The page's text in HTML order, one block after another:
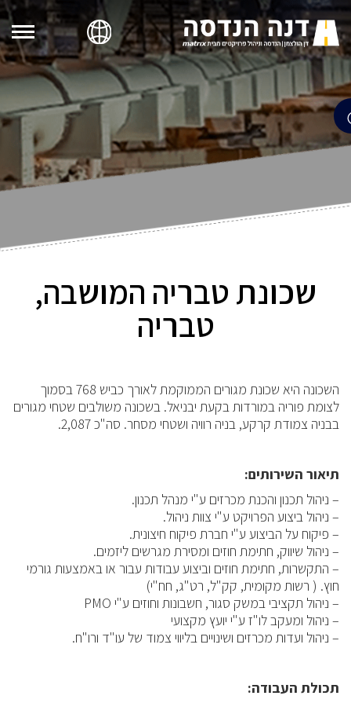
שכונת טבריה המושבה,
טבריה
השכונה היא שכונת מגורים הממוקמת לאורך כביש 768 בסמוך
לצומת פוריה במורדות בקעת יבניאל. בשכונה משולבים שטחי מגורים
בבניה צמודת קרקע, בניה רוויה ושטחי מסחר. סה"כ 2,087.
תיאור השירותים:
– ניהול תכנון והכנת מכרזים ע"י מנהל תכנון.
– ניהול ביצוע הפרויקט ע"י צוות ניהול.
– פיקוח על הביצוע ע"י חברת פיקוח חיצונית.
– ניהול שיווק, חתימת חוזים ומסירת מגרשים ליזמים.
– התקשרות, חתימת חוזים וביצוע עבודות עבור או באמצעות גורמי
חוץ. ( רשות מקומית, קק"ל, רט"ג, חח"י)
– ניהול תקציבי במשק סגור, חשבונות וחוזים ע"י PMO
– ניהול ומעקב לו"ז ע"י יועץ מקצועי
– ניהול ועדות מכרזים ושינויים בליווי צמוד של עו"ד ורו"ח.
תכולת העבודה: